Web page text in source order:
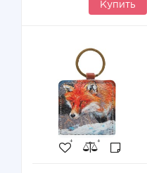
Купить